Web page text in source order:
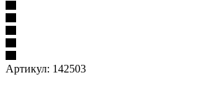
Артикул: 142503